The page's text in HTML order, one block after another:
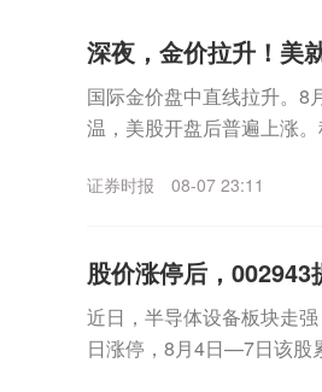
深夜，金价拉升！美
国际金价盘中直线拉升。8
温，美股开盘后普遍上涨
证券时报 08-07 23:11
股价涨停后，
近日，半导体设备板块走
日涨停，8月4日—7日该股